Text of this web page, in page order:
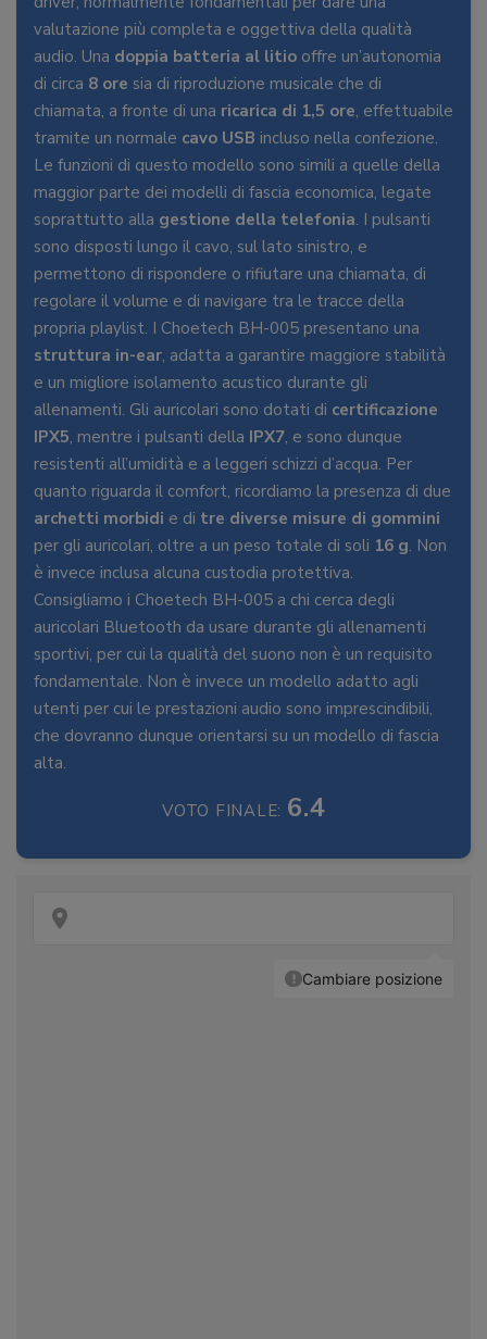
valutazione più completa e oggettiva della qualità
audio. Una doppia batteria al litio offre un’autonomia
di circa 8 ore sia di riproduzione musicale che di
chiamata, a fronte di una ricarica di 1,5 ore, effettuabile
tramite un normale cavo USB incluso nella confezione.
Le funzioni di questo modello sono simili a quelle della
maggior parte dei modelli di fascia economica, legate
soprattutto alla gestione della telefonia. I pulsanti
sono disposti lungo il cavo, sul lato sinistro, e
permettono di rispondere o rifiutare una chiamata, di
regolare il volume e di navigare tra le tracce della
propria playlist. I Choetech BH-005 presentano una
struttura in-ear, adatta a garantire maggiore stabilità
e un migliore isolamento acustico durante gli
allenamenti. Gli auricolari sono dotati di certificazione
IPX5, mentre i pulsanti della IPX7, e sono dunque
resistenti all’umidità e a leggeri schizzi d’acqua. Per
quanto riguarda il comfort, ricordiamo la presenza di due
archetti morbidi e di tre diverse misure di gommini
per gli auricolari, oltre a un peso totale di soli 16 g. Non
è invece inclusa alcuna custodia protettiva.
Consigliamo i Choetech BH-005 a chi cerca degli
auricolari Bluetooth da usare durante gli allenamenti
sportivi, per cui la qualità del suono non è un requisito
fondamentale. Non è invece un modello adatto agli
utenti per cui le prestazioni audio sono imprescindibili,
che dovranno dunque orientarsi su un modello di fascia
alta.
VOTO FINALE: 6.4